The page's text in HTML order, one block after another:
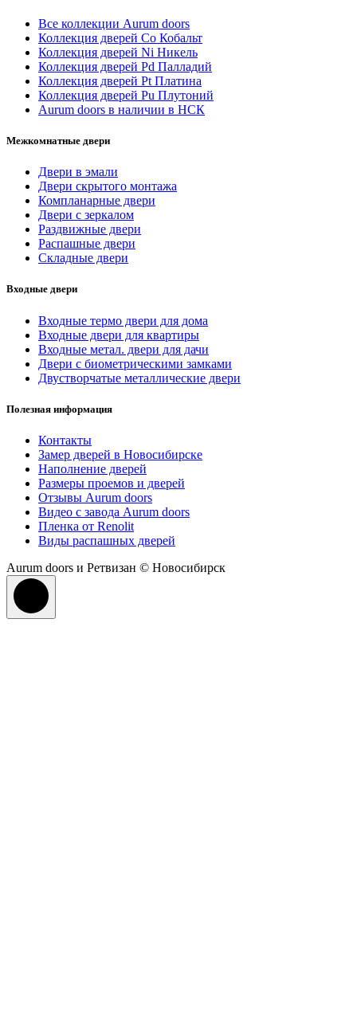
Все коллекции Aurum doors
Коллекция дверей Co Кобальт
Коллекция дверей Ni Никель
Коллекция дверей Pd Палладий
Коллекция дверей Pt Платина
Коллекция дверей Pu Плутоний
Aurum doors в наличии в НСК
Межкомнатные двери
Двери в эмали
Двери скрытого монтажа
Компланарные двери
Двери с зеркалом
Раздвижные двери
Распашные двери
Складные двери
Входные двери
Входные термо двери для дома
Входные двери для квартиры
Входные метал. двери для дачи
Двери с биометрическими замками
Двустворчатые металлические двери
Полезная информация
Контакты
Замер дверей в Новосибирске
Наполнение дверей
Размеры проемов и дверей
Отзывы Aurum doors
Видео с завода Aurum doors
Пленка от Renolit
Виды распашных дверей
Aurum doors и Ретвизан © Новосибирск